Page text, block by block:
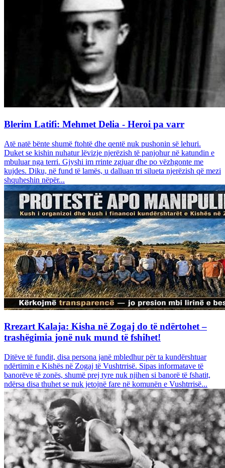
Blerim Latifi: Mehmet Delia - Heroi pa varr
Atë natë bënte shumë ftohtë dhe qentë nuk pushonin së lehuri.
Duket se kishin nuhatur lëvizje njerëzish të panjohur në katundin e
mbuluar nga terri. Gjyshi im rrinte zgjuar dhe po vëzhgonte me
kujdes. Diku, në fund të lamës, u dalluan tri silueta njerëzish që mezi
shquheshin nëpër...
Rrezart Kalaja: Kisha në Zogaj do të ndërtohet –
trashëgimia jonë nuk mund të fshihet!
Ditëve të fundit, disa persona janë mbledhur për ta kundërshtuar
ndërtimin e Kishës në Zogaj të Vushtrrisë. Sipas informatave të
banorëve të zonës, shumë prej tyre nuk njihen si banorë të fshatit,
ndërsa disa thuhet se nuk jetojnë fare në komunën e Vushtrrisë...